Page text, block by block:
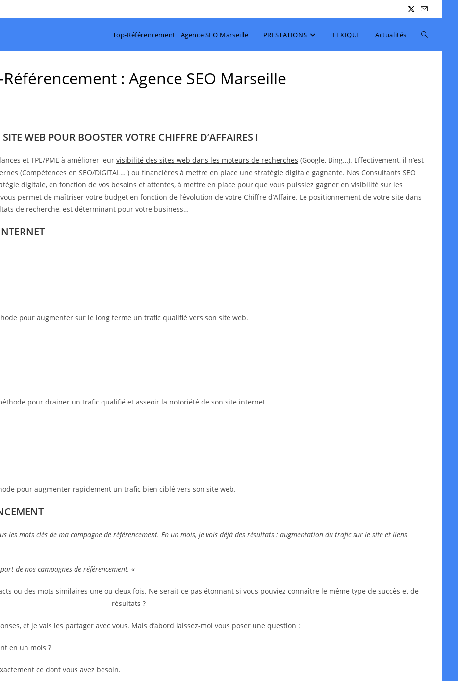
Top-Référencement : Agence SEO Marseille PRESTATIONS LEXIQUE Actualités Toggle
: Agence SEO Marseille
WEB POUR BOOSTER VOTRE CHIFFRE D’AFFAIRES !
et TPE/PME à améliorer leur visibilité des sites web dans les moteurs de recherches (Google, Bing…). Effectivement, il n’est
(Compétences en SEO/DIGITAL… ) ou financières à mettre en place une stratégie digitale gagnante. Nos Consultants SEO
digitale, en fonction de vos besoins et attentes, à mettre en place pour que vous puissiez gagner en visibilité sur les
permet de maîtriser votre budget en fonction de l’évolution de votre Chiffre d’Affaire. Le positionnement de votre site dans
de recherche, est déterminant pour votre business…
pour augmenter sur le long terme un trafic qualifié vers son site web.
pour drainer un trafic qualifié et asseoir la notoriété de son site internet.
pour augmenter rapidement un trafic bien ciblé vers son site web.
les mots clés de ma campagne de référencement. En un mois, je vois déjà des résultats : augmentation du trafic sur le site et liens
de nos campagnes de référencement. «
ou des mots similaires une ou deux fois. Ne serait-ce pas étonnant si vous pouviez connaître le même type de succès et de
résultats ?
et je vais les partager avec vous. Mais d’abord laissez-moi vous poser une question :
en un mois ?
ce dont vous avez besoin.